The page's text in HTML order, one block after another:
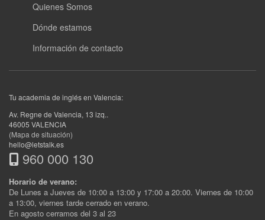
Quienes Somos
Dónde estamos
Información de contacto
Tu academia de inglés en Valencia:
Av. Regne de Valencia, 13 izq..
46005 VALENCIA
(Mapa de situación)
hello@letstalk.es
960 000 130
Horario de verano:
De Lunes a Jueves de 10:00 a 13:00 y 17:00 a 20:00. Viernes de 10:00
a 13:00, viernes tarde cerrado en verano.
En agosto cerramos del 3 al 23